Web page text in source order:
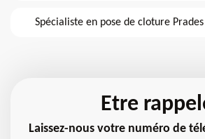
Spécialiste en pose de cloture
Etre
Laissez-nous votre numéro de